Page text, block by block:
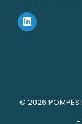
© 2026 POMPES
-